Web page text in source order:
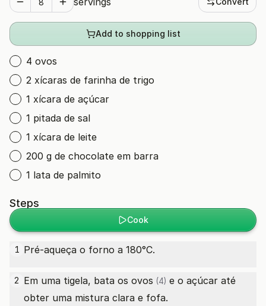
Add to shopping list
4 ovos
2 xícaras de farinha de trigo
1 xícara de açúcar
1 pitada de sal
1 xícara de leite
200 g de chocolate em barra
1 lata de palmito
Steps
Cook
1 Pré-aqueça o forno a 180°C.
2 Em uma tigela, bata os ovos (4) e o açúcar até
obter uma mistura clara e fofa.